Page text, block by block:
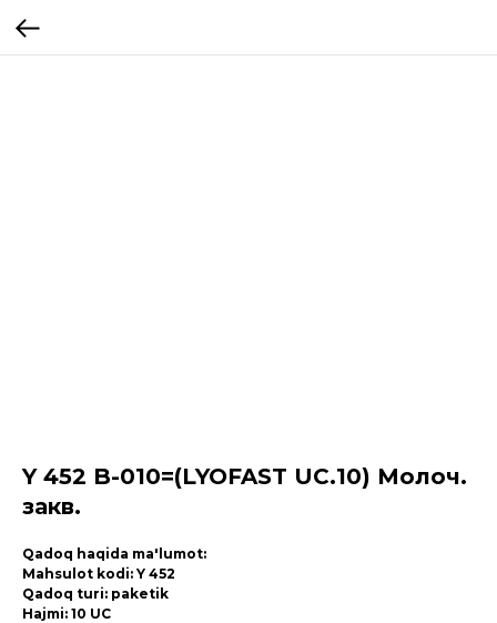
Y 452 B-010=(LYOFAST UC.10) Молоч.
закв.
Qadoq haqida ma'lumot:
Mahsulot kodi: Y 452
Qadoq turi: paketik
Hajmi: 10 UC